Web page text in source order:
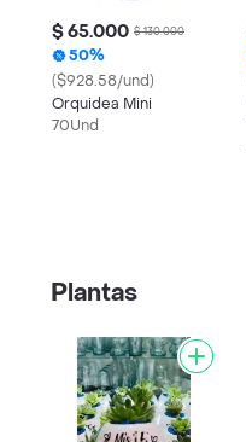
$ 65.000 $ 130.000
50%
($928.58/und)
Orquidea Mini
70Und
Plantas